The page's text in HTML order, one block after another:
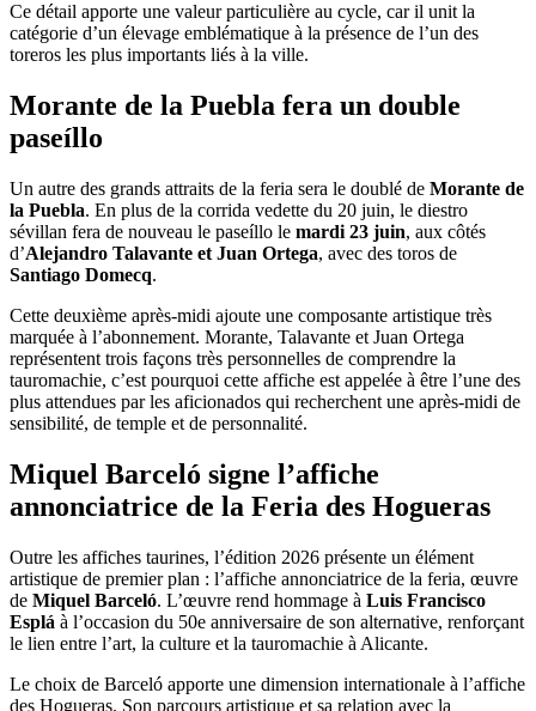
Ce détail apporte une valeur particulière au cycle, car il unit la
catégorie d’un élevage emblématique à la présence de l’un des
toreros les plus importants liés à la ville.
Morante de la Puebla fera un double
paseíllo
Un autre des grands attraits de la feria sera le doublé de Morante de
la Puebla. En plus de la corrida vedette du 20 juin, le diestro
sévillan fera de nouveau le paseíllo le mardi 23 juin, aux côtés
d’Alejandro Talavante et Juan Ortega, avec des toros de
Santiago Domecq.
Cette deuxième après-midi ajoute une composante artistique très
marquée à l’abonnement. Morante, Talavante et Juan Ortega
représentent trois façons très personnelles de comprendre la
tauromachie, c’est pourquoi cette affiche est appelée à être l’une des
plus attendues par les aficionados qui recherchent une après-midi de
sensibilité, de temple et de personnalité.
Miquel Barceló signe l’affiche
annonciatrice de la Feria des Hogueras
Outre les affiches taurines, l’édition 2026 présente un élément
artistique de premier plan : l’affiche annonciatrice de la feria, œuvre
de Miquel Barceló. L’œuvre rend hommage à Luis Francisco
Esplá à l’occasion du 50e anniversaire de son alternative, renforçant
le lien entre l’art, la culture et la tauromachie à Alicante.
Le choix de Barceló apporte une dimension internationale à l’affiche
des Hogueras. Son parcours artistique et sa relation avec la